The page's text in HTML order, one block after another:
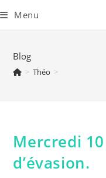
to
content
Menu
Blog
> Théo >
Mercredi
d’évasion.